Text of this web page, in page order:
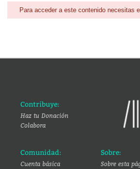
Para acceder a este contenido necesitas
Contribuye:
Haz tu Donación
Colabora
Comunidad:
Cuenta básica
Sobre:
Sobre esta